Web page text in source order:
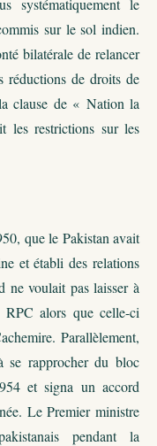
systématiquement le
sur le sol indien.
bilatérale de relancer
réductions de droits de
clause de « Nation la
les restrictions sur les
que le Pakistan avait
et établi des relations
ne voulait pas laisser à
RPC alors que celle-ci
Parallèlement,
se rapprocher du bloc
et signa un accord
Le Premier ministre
pendant la